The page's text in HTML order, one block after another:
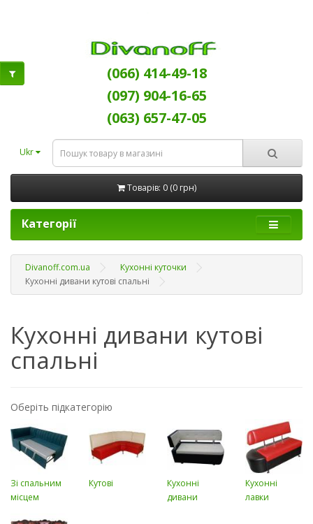
(066) 414-49-18
(097) 904-16-65
(063) 657-47-05
Ukr
Товарів: 0 (0 грн)
Категорії
Divanoff.com.ua
Кухонні куточки
Кухонні дивани кутові спальні
Кухонні дивани кутові
спальні
Оберіть підкатегорію
Зі спальним
місцем
Кутові
Кухонні
дивани
Кухонні
лавки